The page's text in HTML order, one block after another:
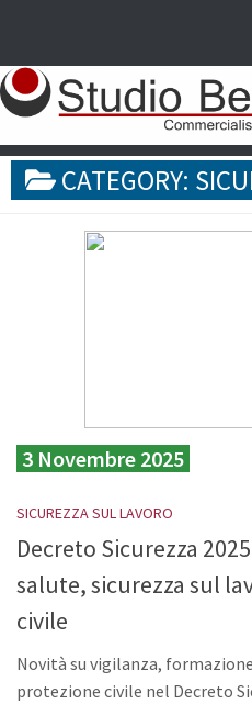
CATEGORY:
3 Novembre 2025
SICUREZZA SUL LAVORO
Decreto Sicurezza
salute, sicurezza sul
civile
Novità su vigilanza,
protezione civile nel Decreto